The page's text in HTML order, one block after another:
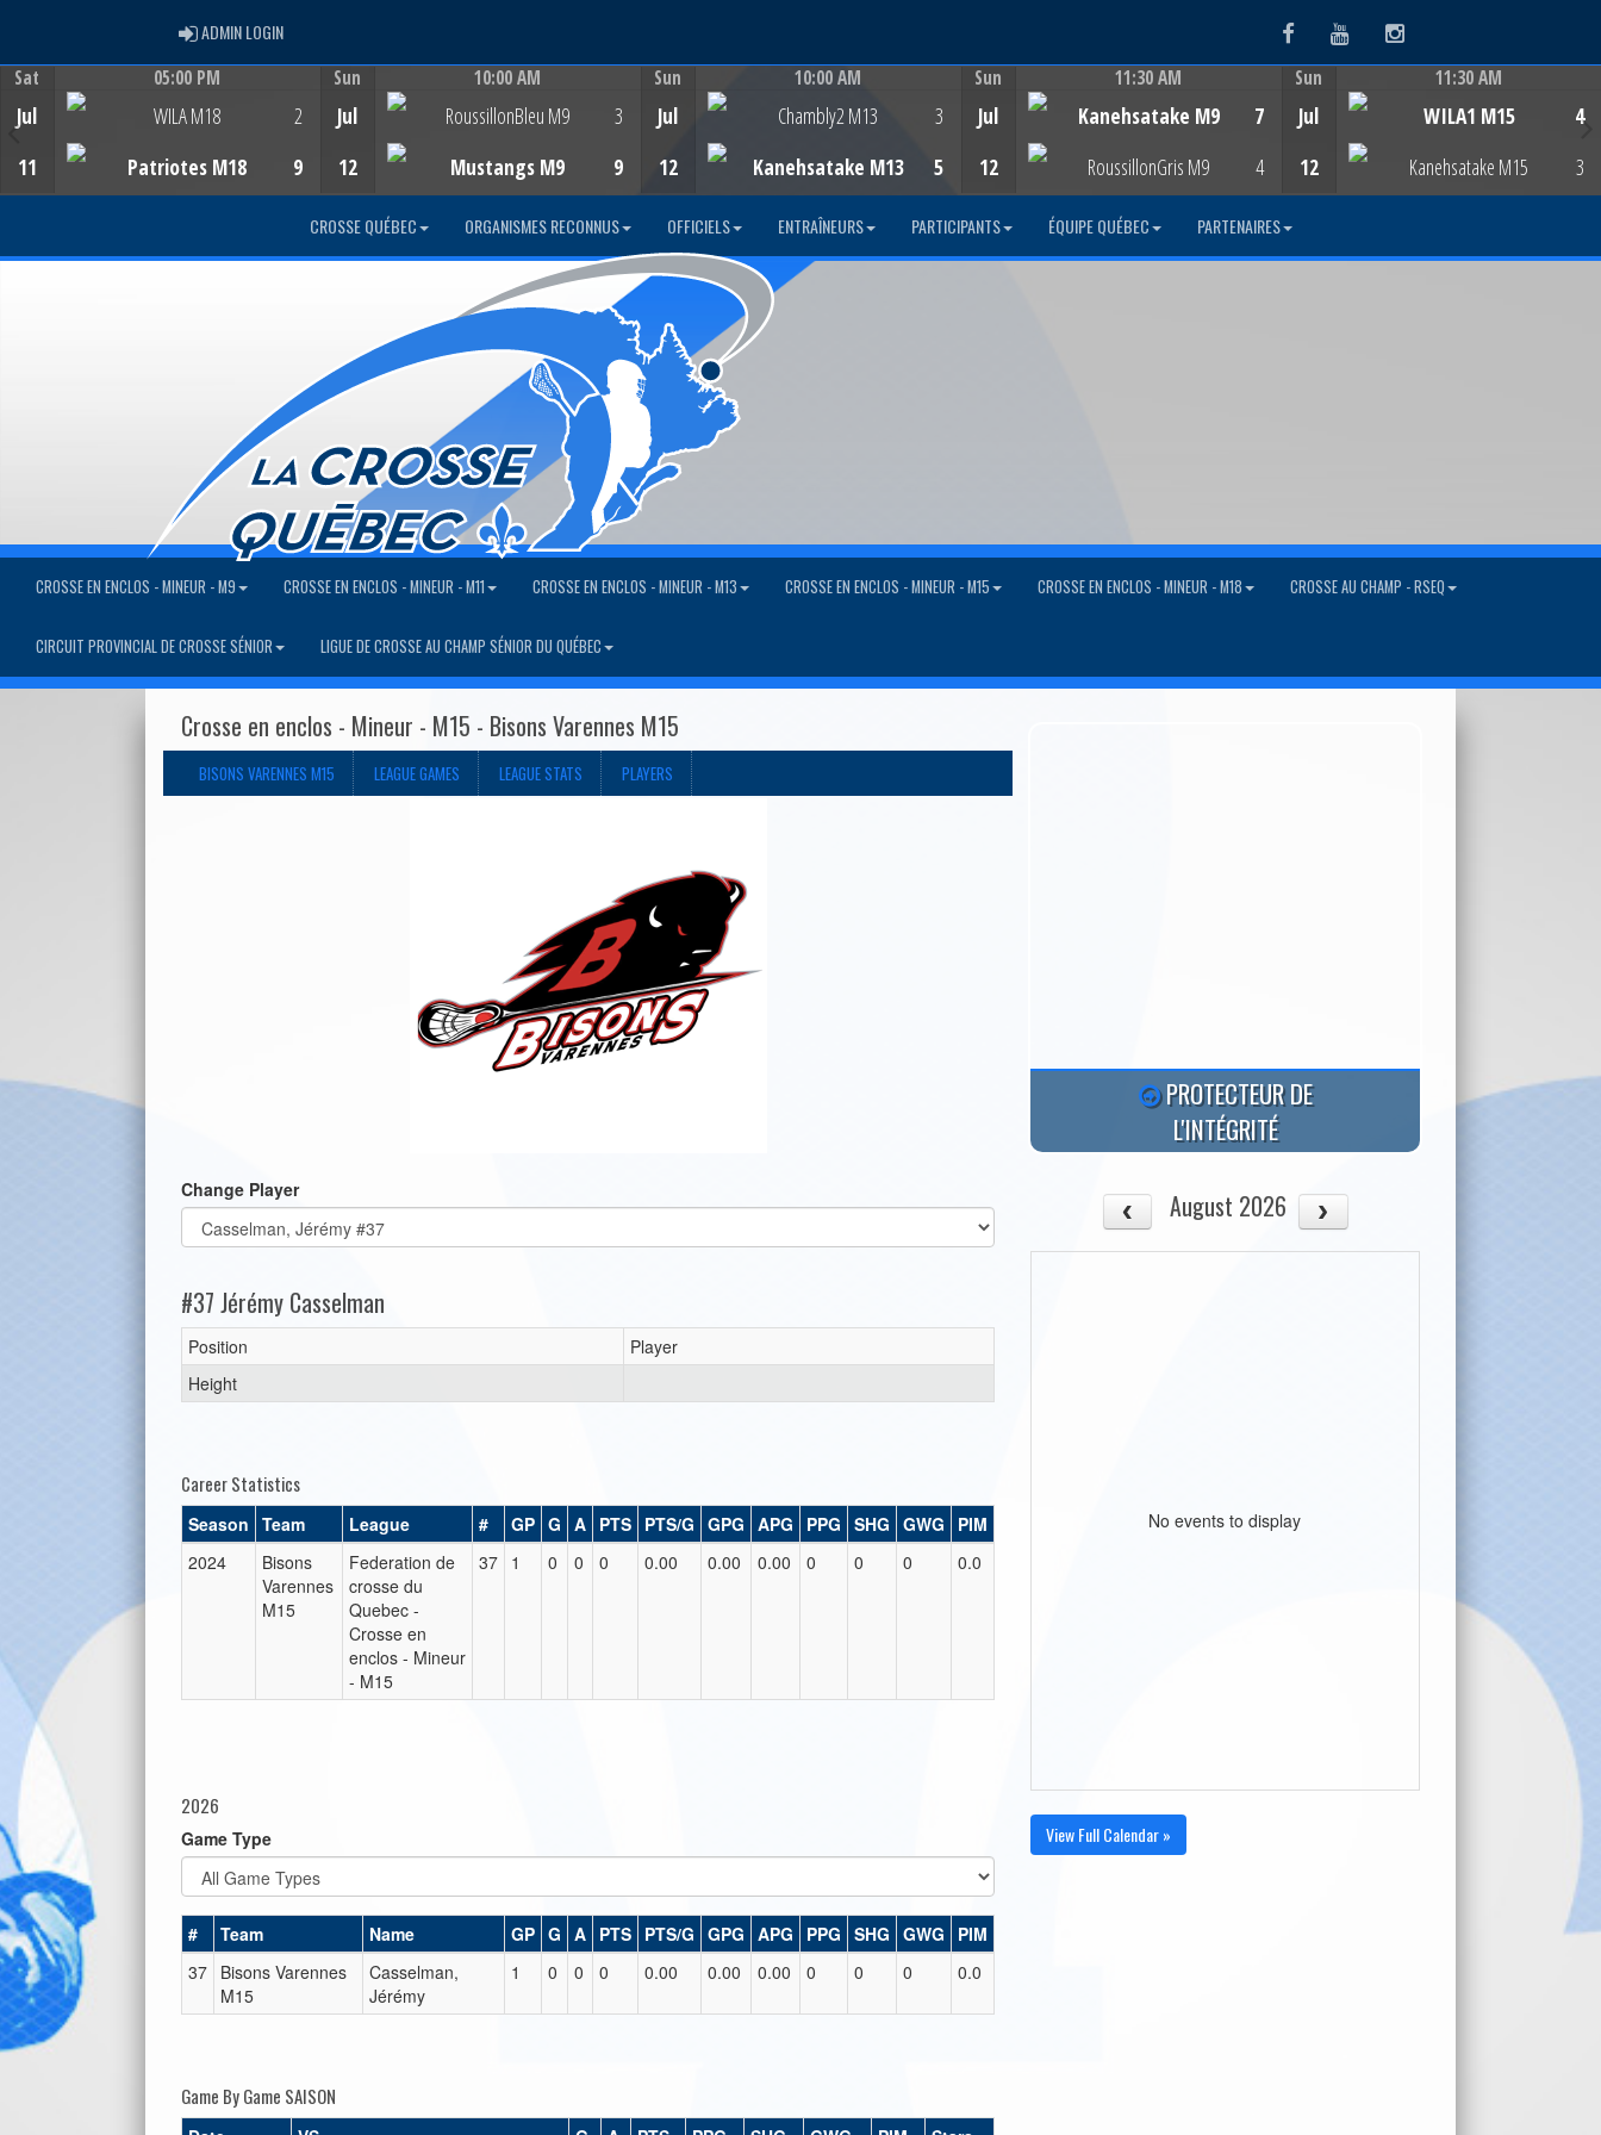
ADMIN LOGINADMIN LOGIN FacebookYoutubeInstagram
Sat
Jul
11
05:00 PM
WILA M18
Patriotes M18
2
9
Sun
Jul
12
10:00 AM
RoussillonBleu M9
Mustangs M9
3
9
Sun
Jul
12
10:00 AM
Chambly2 M13
Kanehsatake M13
3
5
Sun
Jul
12
11:30 AM
Kanehsatake M9
RoussillonGris M9
7
4
Sun
Jul
12
11:30 AM
WILA1 M15
Kanehsatake M15
4
3
CROSSE QUÉBEC ORGANISMES RECONNUS OFFICIELS ENTRAÎNEURS PARTICIPANTS ÉQUIPE QUÉBEC PARTENAIRES
CROSSE EN ENCLOS - MINEUR - M9 CROSSE EN ENCLOS - MINEUR - M11 CROSSE EN ENCLOS - MINEUR - M13 CROSSE EN ENCLOS - MINEUR - M15 CROSSE EN ENCLOS - MINEUR - M18 CROSSE AU CHAMP - RSEQ
CIRCUIT PROVINCIAL DE CROSSE SÉNIOR LIGUE DE CROSSE AU CHAMP SÉNIOR DU QUÉBEC
Crosse en enclos - Mineur - M15 - Bisons Varennes M15
BISONS VARENNES M15 LEAGUE GAMES LEAGUE STATS PLAYERS
Change Player
#37 Jérémy Casselman
Position
Player
Height
Career Statistics
Season Team League # GP G A PTS PTS/G GPG APG PPG SHG GWG
PIM
2024
Bisons
Varennes
M15
Federation de
crosse du
Quebec -
Crosse en
enclos - Mineur
- M15
37 1 0 0 0 0.00 0.00 0.00 0 0 0 0.0
2026
Game Type
# Team Name GP G A PTS PTS/G GPG APG PPG SHG GWG
PIM
37 Bisons Varennes
M15
Casselman,
Jérémy
1 0 0 0 0.00 0.00 0.00 0 0 0 0.0
Game By Game SAISON
PROTECTEUR DE
L'INTÉGRITÉ
August 2026
No events to display
View Full Calendar »